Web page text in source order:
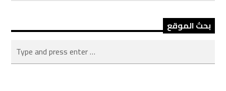
بحث الموقع